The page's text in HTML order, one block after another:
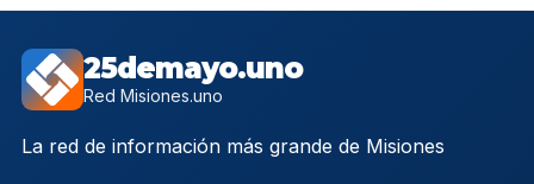
25demayo.uno
Red Misiones.uno
La red de información más grande de Misiones